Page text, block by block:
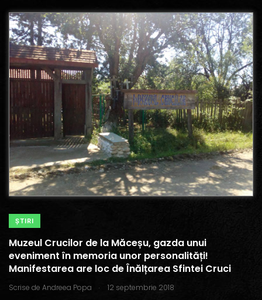
ŞTIRI
Muzeul Crucilor de la Măceșu, gazda unui
eveniment în memoria unor personalități!
Manifestarea are loc de Înălțarea Sfintei Cruci
Scrise de Andreea Popa . 12 septembrie 2018